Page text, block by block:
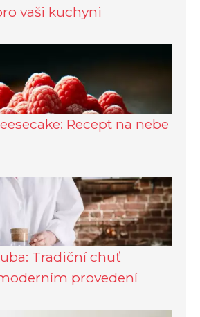
vaši kuchyni
Recept na nebe
Tradiční chuť
provedení